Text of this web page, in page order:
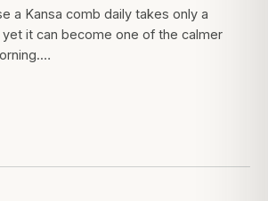
a Kansa comb daily takes only a
it can become one of the calmer